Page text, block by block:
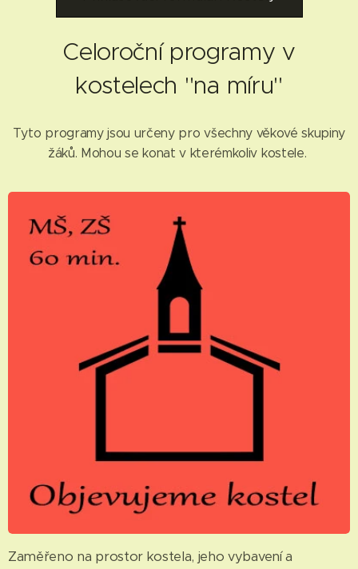
Celoroční programy v
kostelech "na míru"
Tyto programy jsou určeny pro všechny věkové skupiny
žáků. Mohou se konat v kterémkoliv kostele.
Zaměřeno na prostor kostela, jeho vybavení a